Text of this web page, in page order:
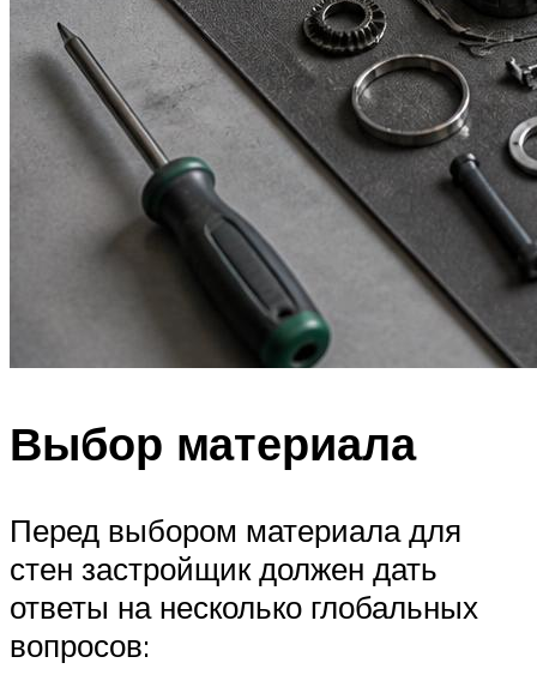
Выбор материала
Перед выбором материала для
стен застройщик должен дать
ответы на несколько глобальных
вопросов: